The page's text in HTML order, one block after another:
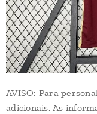
AVISO: Para
adicionais. As